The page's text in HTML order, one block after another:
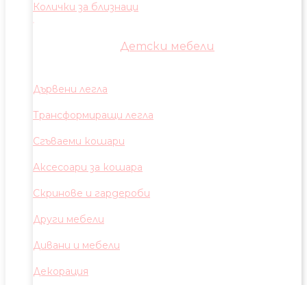
Колички за близнаци
Детски мебели
Дървени легла
Трансформиращи легла
Сгъваеми кошари
Аксесоари за кошара
Скринове и гардероби
Други мебели
Дивани и мебели
Декорация